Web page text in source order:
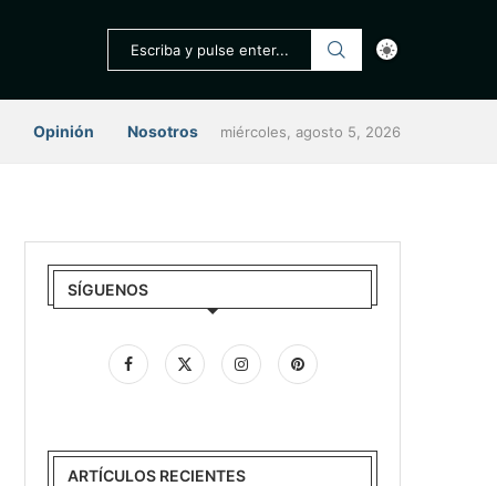
Opinión Nosotros miércoles, agosto 5, 2026
SÍGUENOS
ARTÍCULOS RECIENTES